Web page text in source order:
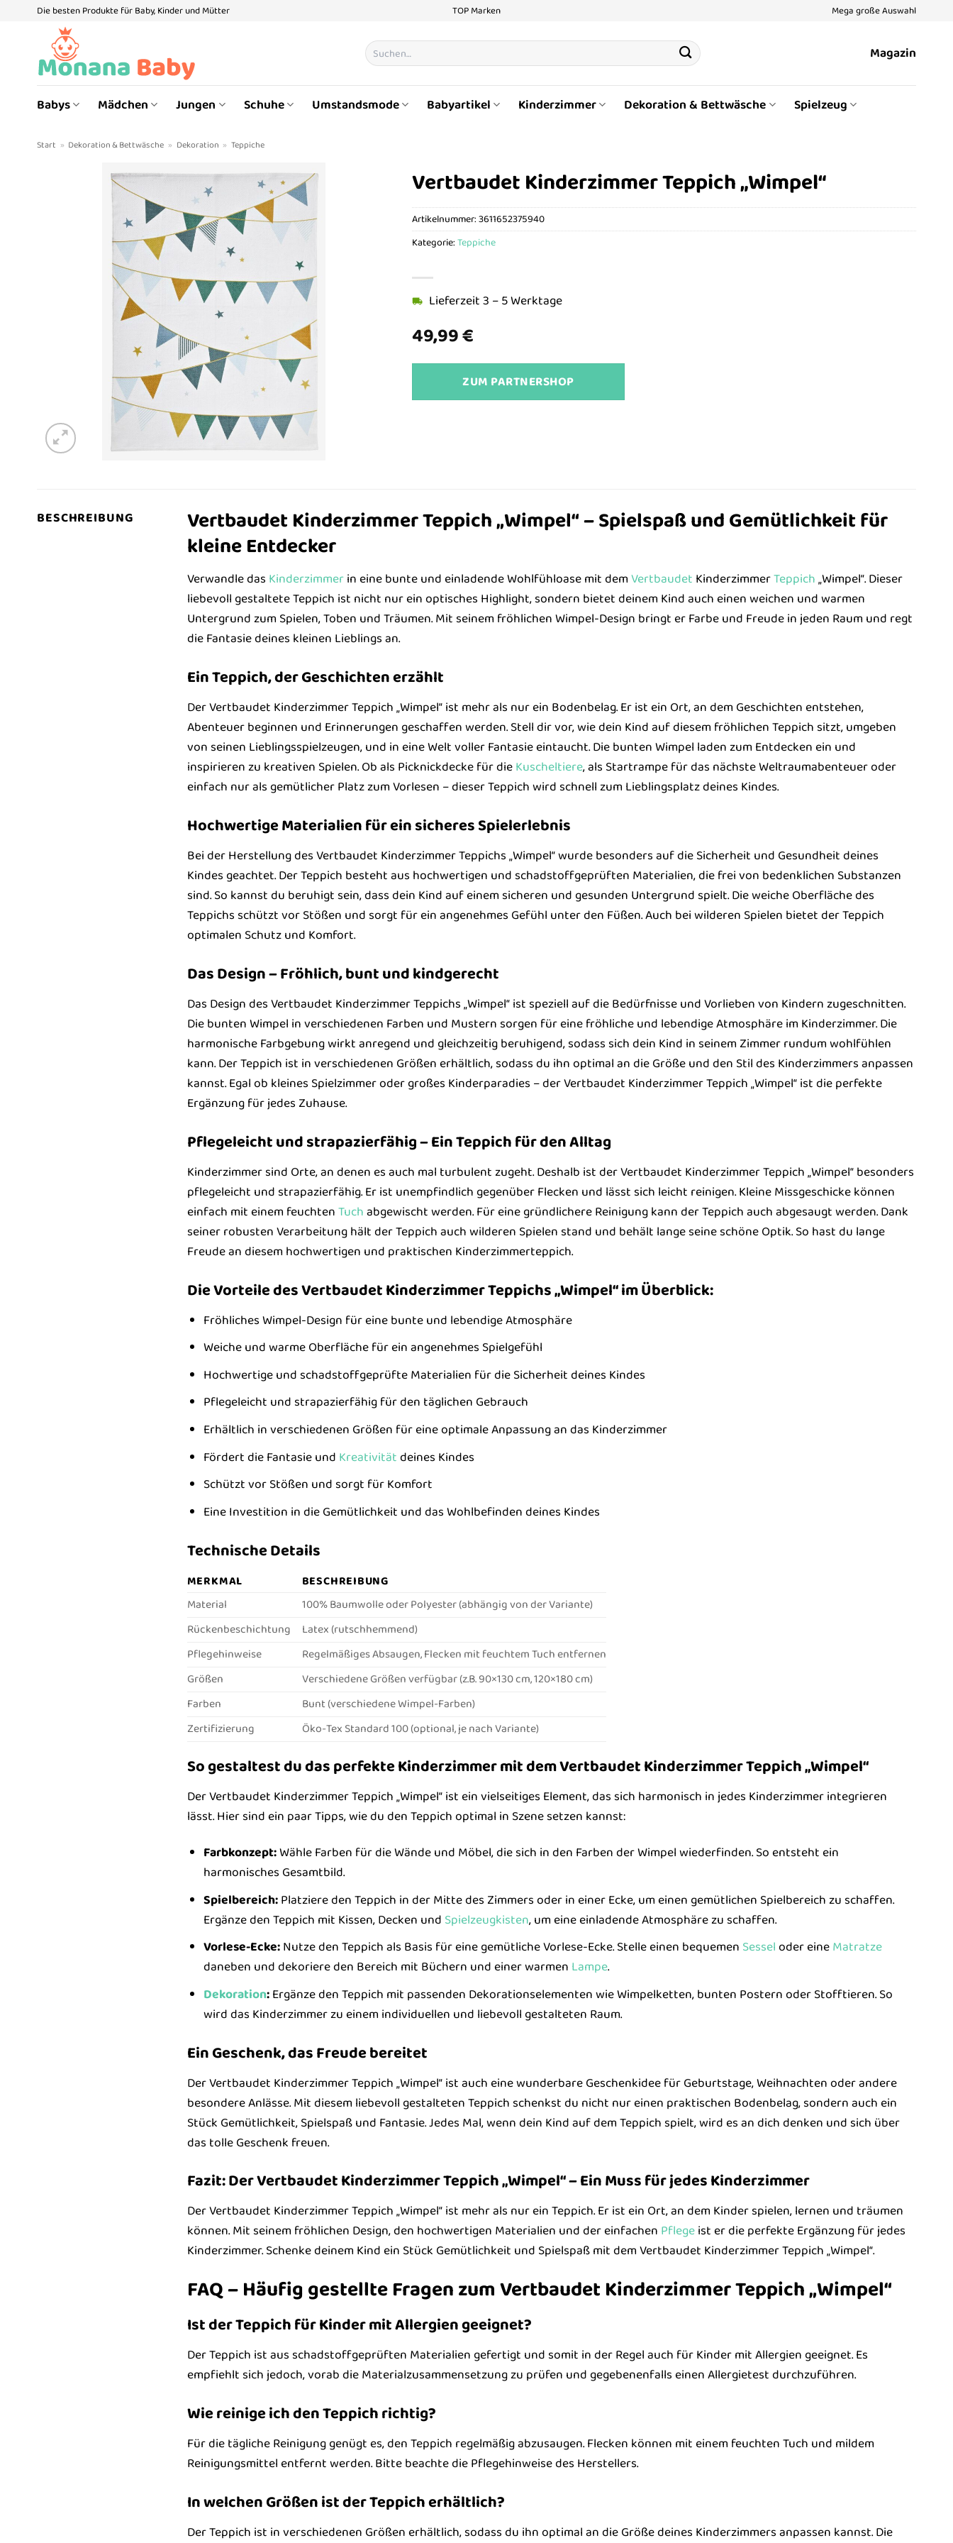
Die besten Produkte für Baby, Kinder und Mütter TOP Marken Mega große Auswahl
Suchen
nach:
Magazin
Babys Mädchen Jungen Schuhe Umstandsmode Babyartikel Kinderzimmer Dekoration & Bettwäsche Spielzeug
Start » Dekoration & Bettwäsche » Dekoration » Teppiche
Vertbaudet Kinderzimmer Teppich „Wimpel“
49,99€
Lieferzeit 3 – 5 Werktage
ZUM PARTNERSHOP
Artikelnummer:3611652375940
Kategorie:Teppiche
BESCHREIBUNG
Vertbaudet Kinderzimmer Teppich „Wimpel“ – Spielspaß und Gemütlichkeit für
kleine Entdecker
Verwandle das Kinderzimmerin eine bunte und einladende Wohlfühloase mit demVertbaudet KinderzimmerTeppich„Wimpel“. Dieser
liebevoll gestaltete Teppich ist nicht nur ein optisches Highlight, sondern bietet deinem Kind auch einen weichen und warmen
Untergrund zum Spielen, Toben und Träumen. Mit seinem fröhlichen Wimpel-Design bringt er Farbe und Freude in jeden Raum und regt
die Fantasie deines kleinen Lieblings an.
Ein Teppich, der Geschichten erzählt
Der Vertbaudet Kinderzimmer Teppich „Wimpel“ ist mehr als nur ein Bodenbelag. Er ist ein Ort, an dem Geschichten entstehen,
Abenteuer beginnen und Erinnerungen geschaffen werden. Stell dir vor, wie dein Kind auf diesem fröhlichen Teppich sitzt, umgeben
von seinen Lieblingsspielzeugen, und in eine Welt voller Fantasie eintaucht. Die bunten Wimpel laden zum Entdecken ein und
inspirieren zu kreativen Spielen. Ob als Picknickdecke für dieKuscheltiere, als Startrampe für das nächste Weltraumabenteuer oder
einfach nur als gemütlicher Platz zum Vorlesen – dieser Teppich wird schnell zum Lieblingsplatz deines Kindes.
Hochwertige Materialien für ein sicheres Spielerlebnis
Bei der Herstellung des Vertbaudet Kinderzimmer Teppichs „Wimpel“ wurde besonders auf die Sicherheit und Gesundheit deines
Kindes geachtet. Der Teppich besteht aus hochwertigen und schadstoffgeprüften Materialien, die frei von bedenklichen Substanzen
sind. So kannst du beruhigt sein, dass dein Kind auf einem sicheren und gesunden Untergrund spielt. Die weiche Oberfläche des
Teppichs schützt vor Stößen und sorgt für ein angenehmes Gefühl unter den Füßen. Auch bei wilderen Spielen bietet der Teppich
optimalen Schutz und Komfort.
Das Design – Fröhlich, bunt und kindgerecht
Das Design des Vertbaudet Kinderzimmer Teppichs „Wimpel“ ist speziell auf die Bedürfnisse und Vorlieben von Kindern zugeschnitten.
Die bunten Wimpel in verschiedenen Farben und Mustern sorgen für eine fröhliche und lebendige Atmosphäre im Kinderzimmer. Die
harmonische Farbgebung wirkt anregend und gleichzeitig beruhigend, sodass sich dein Kind in seinem Zimmer rundum wohlfühlen
kann. Der Teppich ist in verschiedenen Größen erhältlich, sodass du ihn optimal an die Größe und den Stil des Kinderzimmers anpassen
kannst. Egal ob kleines Spielzimmer oder großes Kinderparadies – der Vertbaudet Kinderzimmer Teppich „Wimpel“ ist die perfekte
Ergänzung für jedes Zuhause.
Pflegeleicht und strapazierfähig – Ein Teppich für den Alltag
Kinderzimmer sind Orte, an denen es auch mal turbulent zugeht. Deshalb ist der Vertbaudet Kinderzimmer Teppich „Wimpel“ besonders
pflegeleicht und strapazierfähig. Er ist unempfindlich gegenüber Flecken und lässt sich leicht reinigen. Kleine Missgeschicke können
einfach mit einem feuchtenTuchabgewischt werden. Für eine gründlichere Reinigung kann der Teppich auch abgesaugt werden. Dank
seiner robusten Verarbeitung hält der Teppich auch wilderen Spielen stand und behält lange seine schöne Optik. So hast du lange
Freude an diesem hochwertigen und praktischen Kinderzimmerteppich.
Die Vorteile des Vertbaudet Kinderzimmer Teppichs „Wimpel“ im Überblick:
Fröhliches Wimpel-Design für eine bunte und lebendige Atmosphäre
Weiche und warme Oberfläche für ein angenehmes Spielgefühl
Hochwertige und schadstoffgeprüfte Materialien für die Sicherheit deines Kindes
Pflegeleicht und strapazierfähig für den täglichen Gebrauch
Erhältlich in verschiedenen Größen für eine optimale Anpassung an das Kinderzimmer
Fördert die Fantasie und Kreativitätdeines Kindes
Schützt vor Stößen und sorgt für Komfort
Eine Investition in die Gemütlichkeit und das Wohlbefinden deines Kindes
Technische Details
MERKMAL
BESCHREIBUNG
Material
100% Baumwolle oder Polyester (abhängig von der Variante)
Rückenbeschichtung
Latex (rutschhemmend)
Pflegehinweise
Regelmäßiges Absaugen, Flecken mit feuchtem Tuch entfernen
Größen
Verschiedene Größen verfügbar (z.B. 90×130 cm, 120×180 cm)
Farben
Bunt (verschiedene Wimpel-Farben)
Zertifizierung
Öko-Tex Standard 100 (optional, je nach Variante)
So gestaltest du das perfekte Kinderzimmer mit dem Vertbaudet Kinderzimmer Teppich „Wimpel“
Der Vertbaudet Kinderzimmer Teppich „Wimpel“ ist ein vielseitiges Element, das sich harmonisch in jedes Kinderzimmer integrieren
lässt. Hier sind ein paar Tipps, wie du den Teppich optimal in Szene setzen kannst:
Farbkonzept:Wähle Farben für die Wände und Möbel, die sich in den Farben der Wimpel wiederfinden. So entsteht ein
harmonisches Gesamtbild.
Spielbereich:Platziere den Teppich in der Mitte des Zimmers oder in einer Ecke, um einen gemütlichen Spielbereich zu schaffen.
Ergänze den Teppich mit Kissen, Decken und Spielzeugkisten, um eine einladende Atmosphäre zu schaffen.
Vorlese-Ecke:Nutze den Teppich als Basis für eine gemütliche Vorlese-Ecke. Stelle einen bequemen Sesseloder eineMatratze
daneben und dekoriere den Bereich mit Büchern und einer warmen Lampe.
Dekoration:Ergänze den Teppich mit passenden Dekorationselementen wie Wimpelketten, bunten Postern oder Stofftieren. So
wird das Kinderzimmer zu einem individuellen und liebevoll gestalteten Raum.
Ein Geschenk, das Freude bereitet
Der Vertbaudet Kinderzimmer Teppich „Wimpel“ ist auch eine wunderbare Geschenkidee für Geburtstage, Weihnachten oder andere
besondere Anlässe. Mit diesem liebevoll gestalteten Teppich schenkst du nicht nur einen praktischen Bodenbelag, sondern auch ein
Stück Gemütlichkeit, Spielspaß und Fantasie. Jedes Mal, wenn dein Kind auf dem Teppich spielt, wird es an dich denken und sich über
das tolle Geschenk freuen.
Fazit: Der Vertbaudet Kinderzimmer Teppich „Wimpel“ – Ein Muss für jedes Kinderzimmer
Der Vertbaudet Kinderzimmer Teppich „Wimpel“ ist mehr als nur ein Teppich. Er ist ein Ort, an dem Kinder spielen, lernen und träumen
können. Mit seinem fröhlichen Design, den hochwertigen Materialien und der einfachen Pflegeist er die perfekte Ergänzung für jedes
Kinderzimmer. Schenke deinem Kind ein Stück Gemütlichkeit und Spielspaß mit dem Vertbaudet Kinderzimmer Teppich „Wimpel“.
FAQ – Häufig gestellte Fragen zum Vertbaudet Kinderzimmer Teppich „Wimpel“
Ist der Teppich für Kinder mit Allergien geeignet?
Der Teppich ist aus schadstoffgeprüften Materialien gefertigt und somit in der Regel auch für Kinder mit Allergien geeignet. Es
empfiehlt sich jedoch, vorab die Materialzusammensetzung zu prüfen und gegebenenfalls einen Allergietest durchzuführen.
Wie reinige ich den Teppich richtig?
Für die tägliche Reinigung genügt es, den Teppich regelmäßig abzusaugen. Flecken können mit einem feuchten Tuch und mildem
Reinigungsmittel entfernt werden. Bitte beachte die Pflegehinweise des Herstellers.
In welchen Größen ist der Teppich erhältlich?
Der Teppich ist in verschiedenen Größen erhältlich, sodass du ihn optimal an die Größe deines Kinderzimmers anpassen kannst. Die